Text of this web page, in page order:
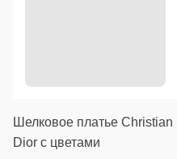
Шелковое платье Christian
Dior с цветами